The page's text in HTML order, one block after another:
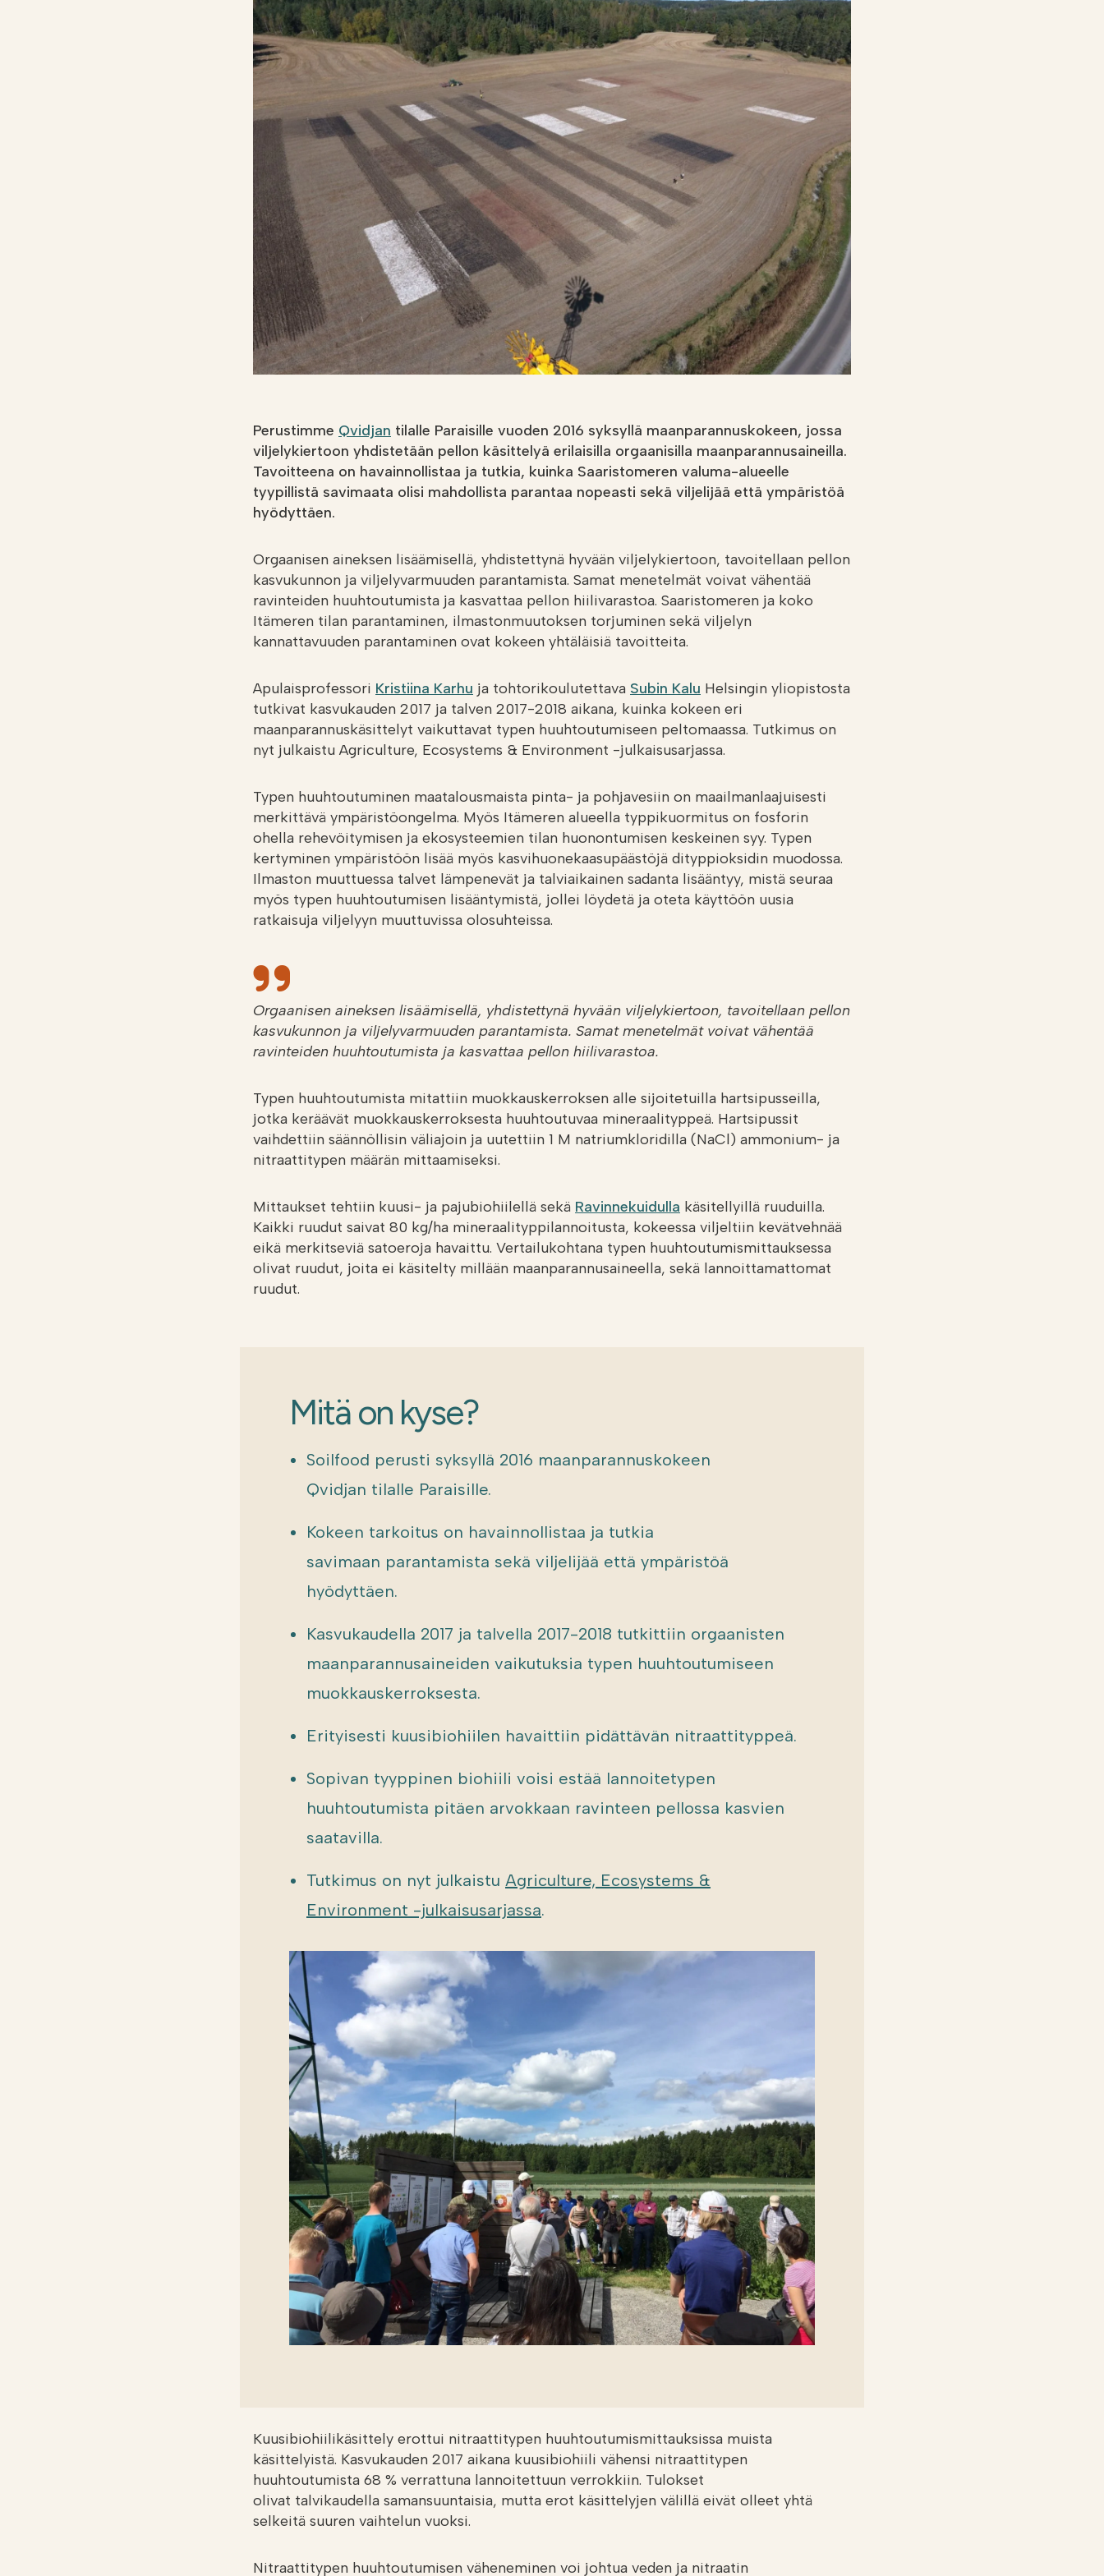
Lannoituslaskuri
Soilfoodin
verkkokauppa
Perustimme Qvidjan tilalle Paraisille vuoden 2016 syksyllä maanparannuskokeen, jossa
viljelykiertoon yhdistetään pellon käsittelyä erilaisilla orgaanisilla maanparannusaineilla.
Tavoitteena on havainnollistaa ja tutkia, kuinka Saaristomeren valuma-alueelle
tyypillistä savimaata olisi mahdollista parantaa nopeasti sekä viljelijää että ympäristöä
hyödyttäen.
Orgaanisen aineksen lisäämisellä, yhdistettynä hyvään viljelykiertoon, tavoitellaan pellon
kasvukunnon ja viljelyvarmuuden parantamista. Samat menetelmät voivat vähentää
ravinteiden huuhtoutumista ja kasvattaa pellon hiilivarastoa. Saaristomeren ja koko
Itämeren tilan parantaminen, ilmastonmuutoksen torjuminen sekä viljelyn
kannattavuuden parantaminen ovat kokeen yhtäläisiä tavoitteita.
Apulaisprofessori Kristiina Karhu ja tohtorikoulutettava Subin Kalu Helsingin yliopistosta
tutkivat kasvukauden 2017 ja talven 2017-2018 aikana, kuinka kokeen eri
maanparannuskäsittelyt vaikuttavat typen huuhtoutumiseen peltomaassa. Tutkimus on
nyt julkaistu Agriculture, Ecosystems & Environment -julkaisusarjassa.
Typen huuhtoutuminen maatalousmaista pinta- ja pohjavesiin on maailmanlaajuisesti
merkittävä ympäristöongelma. Myös Itämeren alueella typpikuormitus on fosforin
ohella rehevöitymisen ja ekosysteemien tilan huonontumisen keskeinen syy. Typen
kertyminen ympäristöön lisää myös kasvihuonekaasupäästöjä dityppioksidin muodossa.
Ilmaston muuttuessa talvet lämpenevät ja talviaikainen sadanta lisääntyy, mistä seuraa
myös typen huuhtoutumisen lisääntymistä, jollei löydetä ja oteta käyttöön uusia
ratkaisuja viljelyyn muuttuvissa olosuhteissa.
Orgaanisen aineksen lisäämisellä, yhdistettynä hyvään viljelykiertoon, tavoitellaan pellon
kasvukunnon ja viljelyvarmuuden parantamista. Samat menetelmät voivat vähentää
ravinteiden huuhtoutumista ja kasvattaa pellon hiilivarastoa.
Typen huuhtoutumista mitattiin muokkauskerroksen alle sijoitetuilla hartsipusseilla,
jotka keräävät muokkauskerroksesta huuhtoutuvaa mineraalityppeä. Hartsipussit
vaihdettiin säännöllisin väliajoin ja uutettiin 1 M natriumkloridilla (NaCl) ammonium- ja
nitraattitypen määrän mittaamiseksi.
Mittaukset tehtiin kuusi- ja pajubiohiilellä sekä Ravinnekuidulla käsitellyillä ruuduilla.
Kaikki ruudut saivat 80 kg/ha mineraalityppilannoitusta, kokeessa viljeltiin kevätvehnää
eikä merkitseviä satoeroja havaittu. Vertailukohtana typen huuhtoutumismittauksessa
olivat ruudut, joita ei käsitelty millään maanparannusaineella, sekä lannoittamattomat
ruudut.
Mitä on kyse?
Soilfood perusti syksyllä 2016 maanparannuskokeen
Qvidjan tilalle Paraisille.
Kokeen tarkoitus on havainnollistaa ja tutkia
savimaan parantamista sekä viljelijää että ympäristöä
hyödyttäen.
Kasvukaudella 2017 ja talvella 2017-2018 tutkittiin orgaanisten
maanparannusaineiden vaikutuksia typen huuhtoutumiseen
muokkauskerroksesta.
Erityisesti kuusibiohiilen havaittiin pidättävän nitraattityppeä.
Sopivan tyyppinen biohiili voisi estää lannoitetypen
huuhtoutumista pitäen arvokkaan ravinteen pellossa kasvien
saatavilla.
Tutkimus on nyt julkaistu Agriculture, Ecosystems &
Environment -julkaisusarjassa.
Kuusibiohiilikäsittely erottui nitraattitypen huuhtoutumismittauksissa muista
käsittelyistä. Kasvukauden 2017 aikana kuusibiohiili vähensi nitraattitypen
huuhtoutumista 68 % verrattuna lannoitettuun verrokkiin. Tulokset
olivat talvikaudella samansuuntaisia, mutta erot käsittelyjen välillä eivät olleet yhtä
selkeitä suuren vaihtelun vuoksi.
Nitraattitypen huuhtoutumisen väheneminen voi johtua veden ja nitraatin